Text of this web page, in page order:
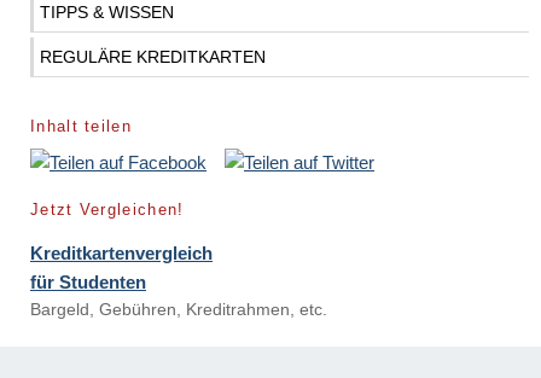
TIPPS & WISSEN
REGULÄRE KREDITKARTEN
Inhalt teilen
Jetzt Vergleichen!
Kreditkartenvergleich
für Studenten
Bargeld, Gebühren, Kreditrahmen, etc.